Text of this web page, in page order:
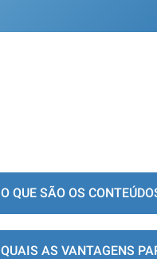
O QUE SÃO OS
QUAIS AS VANTAGENS